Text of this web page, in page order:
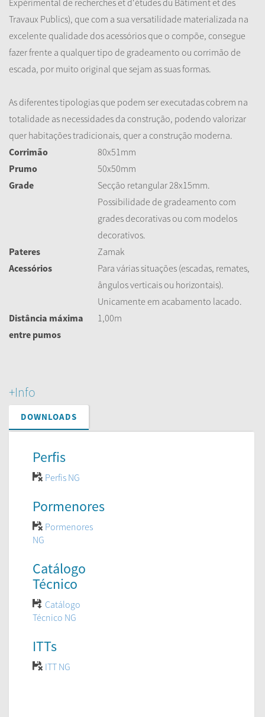
Expérimental de recherches et d'études du Bâtiment et des
Travaux Publics), que com a sua versatilidade materializada na
excelente qualidade dos acessórios que o compõe, consegue
fazer frente a qualquer tipo de gradeamento ou corrimão de
escada, por muito original que sejam as suas formas.
As diferentes tipologias que podem ser executadas cobrem na
totalidade as necessidades da construção, podendo valorizar
quer habitações tradicionais, quer a construção moderna.
Corrimão
80x51mm
Prumo
50x50mm
Grade
Secção retangular 28x15mm.
Possibilidade de gradeamento com
grades decorativas ou com modelos
decorativos.
Pateres
Zamak
Acessórios
Para várias situações (escadas, remates,
ângulos verticais ou horizontais).
Unicamente em acabamento lacado.
Distância máxima
entre pumos
1,00m
+Info
DOWNLOADS
Perfis
Perfis NG
Pormenores
Pormenores
NG
Catálogo
Técnico
Catálogo
Técnico NG
ITTs
ITT NG